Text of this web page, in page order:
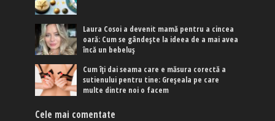
Laura Cosoi a devenit mamă pentru a cincea
oară: Cum se gândește la ideea de a mai avea
încă un bebeluș
Cum îți dai seama care e măsura corectă a
sutienului pentru tine: Greșeala pe care
multe dintre noi o facem
Cele mai comentate